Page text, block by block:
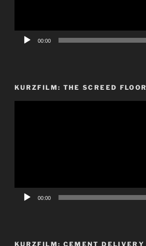
00:00
KURZFILM: THE SCREED FLOOR
00:00
KURZFILM: CEMENT DELIVERY